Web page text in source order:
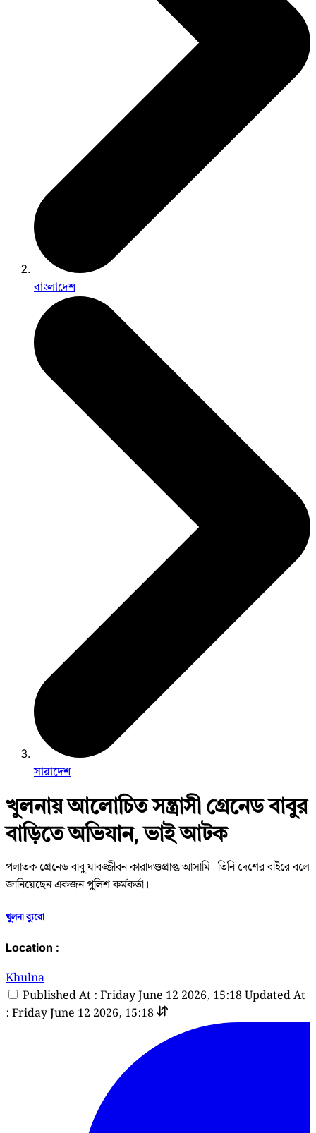
বাংলাদেশ
সারাদেশ
খুলনায় আলোচিত সন্ত্রাসী গ্রেনেড বাবুর
বাড়িতে অভিযান, ভাই আটক
পলাতক গ্রেনেড বাবু যাবজ্জীবন কারাদণ্ডপ্রাপ্ত আসামি। তিনি দেশের বাইরে বলে
জানিয়েছেন একজন পুলিশ কর্মকর্তা।
খুলনা ব্যুরো
Location :
Khulna
Published At : Friday June 12 2026, 15:18Updated At
: Friday June 12 2026, 15:18